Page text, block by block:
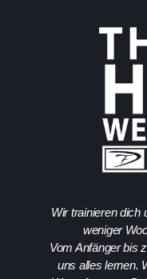
Wir trainieren dich
weniger
Vom Anfänger bis
uns alles lernen.